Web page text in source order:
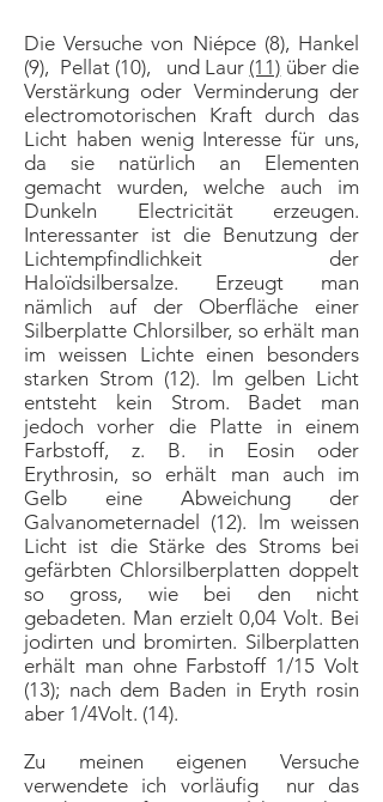
Die Versuche von Niépce (8), Hankel
(9), Pellat (10), und Laur (11) über die
Verstärkung oder Verminderung der
electromotorischen Kraft durch das
Licht haben wenig Interesse für uns,
da sie natürlich an Elementen
gemacht wurden, welche auch im
Dunkeln Electricität erzeugen.
Interessanter ist die Benutzung der
Lichtempfindlichkeit der
Haloïdsilbersalze. Erzeugt man
nämlich auf der Oberfläche einer
Silberplatte Chlorsilber, so erhält man
im weissen Lichte einen besonders
starken Strom (12). lm gelben Licht
entsteht kein Strom. Badet man
jedoch vorher die Platte in einem
Farbstoff, z. B. in Eosin oder
Erythrosin, so erhält man auch im
Gelb eine Abweichung der
Galvanometernadel (12). lm weissen
Licht ist die Stärke des Stroms bei
gefärbten Chlorsilberplatten doppelt
so gross, wie bei den nicht
gebadeten. Man erzielt 0,04 Volt. Bei
jodirten und bromirten. Silberplatten
erhält man ohne Farbstoff 1/15 Volt
(13); nach dem Baden in Eryth rosin
aber 1/4Volt. (14).
Zu meinen eigenen Versuche
verwendete ich vorläufig nur das